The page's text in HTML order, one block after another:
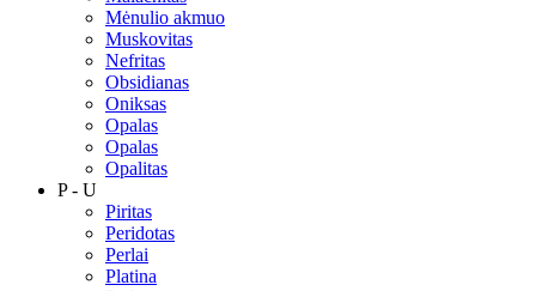
Mėnulio akmuo
Muskovitas
Nefritas
Obsidianas
Oniksas
Opalas
Opalas
Opalitas
P - U
Piritas
Peridotas
Perlai
Platina